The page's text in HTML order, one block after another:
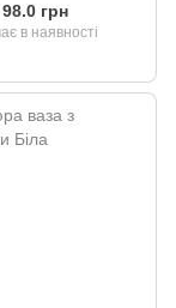
98.0 грн
в наявності